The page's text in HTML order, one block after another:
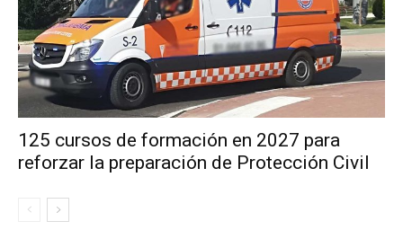
125 cursos de formación en 2027 para
reforzar la preparación de Protección Civil